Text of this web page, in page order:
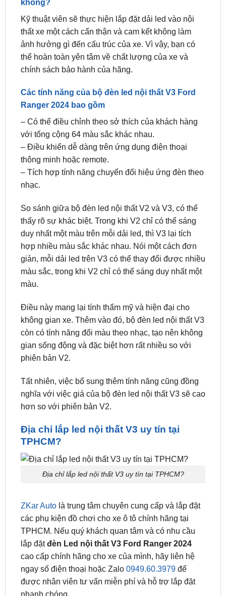
thất xe một cách cẩn thận và cam kết không làm
ảnh hưởng gì đến cấu trúc của xe. Vì vậy, bạn có
thể hoàn toàn yên tâm về chất lượng của xe và
chính sách bảo hành của hãng.
Các tính năng của bộ đèn led nội thất V3 Ford
– Có thể điều chỉnh theo sở thích của khách hàng
với tổng cộng 64 màu sắc khác nhau.
– Điều khiển dễ dàng trên ứng dụng điện thoại
thông minh hoặc remote.
– Tích hợp tính năng chuyển đổi hiệu ứng đèn theo
nhạc.
So sánh giữa bộ đèn led nội thất V2 và V3, có thể
duy nhất một màu trên mỗi dải led, thì V3 lại tích
hợp nhiều màu sắc khác nhau. Nói một cách đơn
giản, mỗi dải led trên V3 có thể thay đổi được nhiều
màu sắc, trong khi V2 chỉ có thể sáng duy nhất một
màu.
Điều này mang lại tính thẩm mỹ và hiện đại cho
còn có tính năng đổi màu theo nhạc, tạo nên không
gian sống động và đặc biệt hơn rất nhiều so với
phiên bản V2.
Tất nhiên, việc bổ sung thêm tính năng cũng đồng
hơn so với phiên bản V2.
Địa chỉ lắp led nội thất V3 uy tín tại
ZKar Autolà trung tâm chuyên cung cấp và lắp đặt
TPHCM. Nếu quý khách quan tâm và có nhu cầu
lắp đặtđèn Led nội thất V3 Ford Ranger 2024
cao cấp chính hãng cho xe của mình, hãy liên hệ
ngay số điện thoại hoặc Zalo0949.60.3979để
được nhân viên tư vấn miễn phí và hỗ trợ lắp đặt
nhanh chóng.
ZKar Auto độ đèn led trang trí